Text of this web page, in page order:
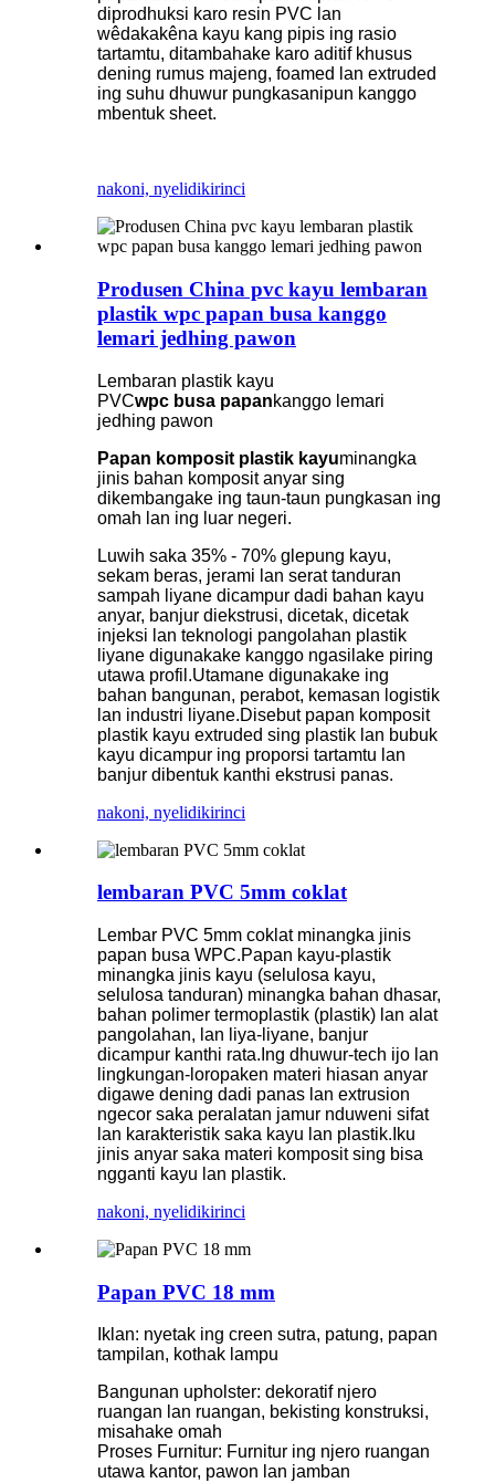
diprodhuksi karo resin PVC lan
wêdakakêna kayu kang pipis ing rasio
tartamtu, ditambahake karo aditif khusus
dening rumus majeng, foamed lan extruded
ing suhu dhuwur pungkasanipun kanggo
mbentuk sheet.
nakoni, nyelidikirinci
Produsen China pvc kayu lembaran
plastik wpc papan busa kanggo
lemari jedhing pawon
Lembaran plastik kayu
PVCwpc busa papankanggo lemari
jedhing pawon
Papan komposit plastik kayuminangka
jinis bahan komposit anyar sing
dikembangake ing taun-taun pungkasan ing
omah lan ing luar negeri.
Luwih saka 35% - 70% glepung kayu,
sekam beras, jerami lan serat tanduran
sampah liyane dicampur dadi bahan kayu
anyar, banjur diekstrusi, dicetak, dicetak
injeksi lan teknologi pangolahan plastik
liyane digunakake kanggo ngasilake piring
utawa profil.Utamane digunakake ing
bahan bangunan, perabot, kemasan logistik
lan industri liyane.Disebut papan komposit
plastik kayu extruded sing plastik lan bubuk
kayu dicampur ing proporsi tartamtu lan
banjur dibentuk kanthi ekstrusi panas.
nakoni, nyelidikirinci
lembaran PVC 5mm coklat
Lembar PVC 5mm coklat minangka jinis
papan busa WPC.Papan kayu-plastik
minangka jinis kayu (selulosa kayu,
selulosa tanduran) minangka bahan dhasar,
bahan polimer termoplastik (plastik) lan alat
pangolahan, lan liya-liyane, banjur
dicampur kanthi rata.Ing dhuwur-tech ijo lan
lingkungan-loropaken materi hiasan anyar
digawe dening dadi panas lan extrusion
ngecor saka peralatan jamur nduweni sifat
lan karakteristik saka kayu lan plastik.Iku
jinis anyar saka materi komposit sing bisa
ngganti kayu lan plastik.
nakoni, nyelidikirinci
Papan PVC 18 mm
Iklan: nyetak ing creen sutra, patung, papan
tampilan, kothak lampu
Bangunan upholster: dekoratif njero
ruangan lan ruangan, bekisting konstruksi,
misahake omah
Proses Furnitur: Furnitur ing njero ruangan
utawa kantor, pawon lan jamban